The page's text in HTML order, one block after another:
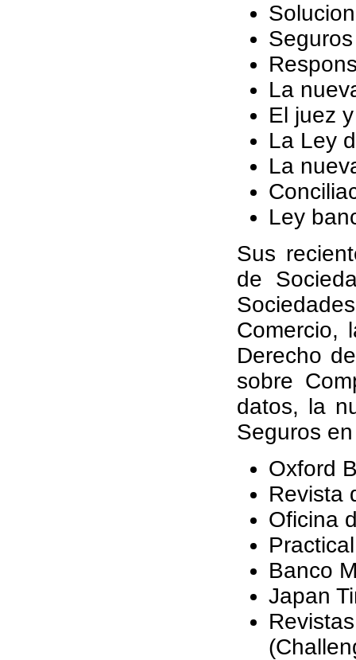
La
El juez
La Ley
La
Ley
Sus
de
Comercio,
Derecho
sobre
datos, la
Seguros
Oxford
Revista
Oficina
Banco
Japan